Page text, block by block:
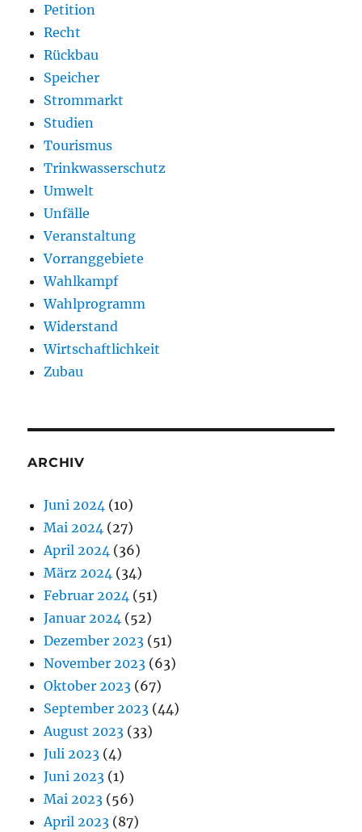
Petition
Recht
Rückbau
Speicher
Strommarkt
Studien
Tourismus
Trinkwasserschutz
Umwelt
Unfälle
Veranstaltung
Vorranggebiete
Wahlkampf
Wahlprogramm
Widerstand
Wirtschaftlichkeit
Zubau
ARCHIV
Juni 2024 (10)
Mai 2024 (27)
April 2024 (36)
März 2024 (34)
Februar 2024 (51)
Januar 2024 (52)
Dezember 2023 (51)
November 2023 (63)
Oktober 2023 (67)
September 2023 (44)
August 2023 (33)
Juli 2023 (4)
Juni 2023 (1)
Mai 2023 (56)
April 2023 (87)